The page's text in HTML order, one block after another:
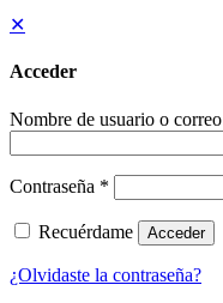
✕
Acceder
Nombre de usuario o
Contraseña *
Recuérdame Acceder
¿Olvidaste la contraseña?